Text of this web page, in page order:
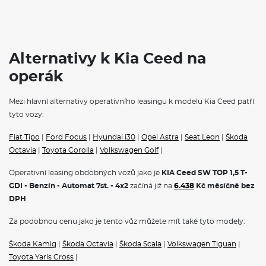
Alternativy k Kia Ceed na
operák
Mezi hlavní alternativy operativního leasingu k modelu Kia Ceed patří
tyto vozy:
Fiat Tipo Ford Focus Hyundai i30 Opel Astra Seat Leon
Škoda
Octavia
Toyota Corolla Volkswagen Golf|
Operativní leasing obdobných vozů jako je KIA Ceed SW TOP 1,5 T-
GDI - Benzín - Automat 7st. - 4x2 začíná již na 6.438 Kč měsíčně bez
DPH
Za podobnou cenu jako je tento vůz můžete mít také tyto modely:
Škoda Kamiq Škoda Octavia Škoda Scala Volkswagen Tiguan
Toyota Yaris Cross